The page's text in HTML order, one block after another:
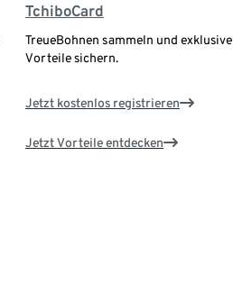
TchiboCard
TreueBohnen sammeln und exklusive
Vorteile sichern.
Jetzt kostenlos registrieren
Jetzt Vorteile entdecken